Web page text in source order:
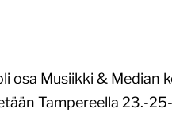
osa Musiikki & Median
Tampereella 23.-